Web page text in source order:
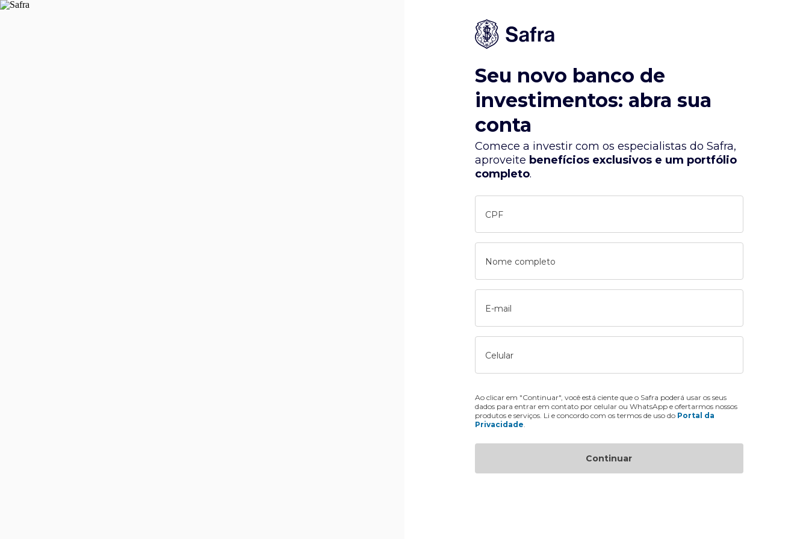
Seu novo banco de
investimentos: abra sua
conta
Comece a investir com os especialistas do Safra,
aproveite benefícios exclusivos e um portfólio
completo.
CPF
Nome completo
E-mail
Celular
Ao clicar em "Continuar", você está ciente que o Safra poderá usar os seus
dados para entrar em contato por celular ou WhatsApp e ofertarmos nossos
produtos e serviços. Li e concordo com os termos de uso do Portal da
Privacidade
Continuar